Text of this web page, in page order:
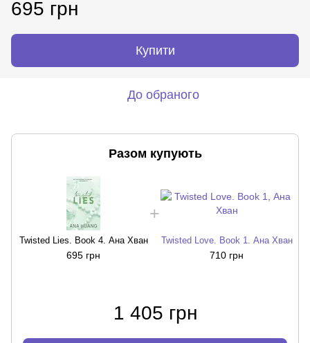
695 грн
Купити
До обраного
Разом купують
Twisted Lies. Book 4. Ана Хван
695 грн
Twisted Love. Book 1. Ана Хван
710 грн
1 405 грн